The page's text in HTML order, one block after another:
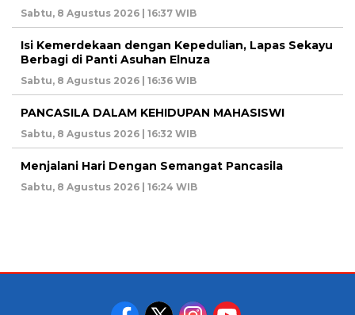
Sabtu, 8 Agustus 2026 | 16:37 WIB
Isi Kemerdekaan dengan Kepedulian, Lapas Sekayu
Berbagi di Panti Asuhan Elnuza
Sabtu, 8 Agustus 2026 | 16:36 WIB
PANCASILA DALAM KEHIDUPAN MAHASISWI
Sabtu, 8 Agustus 2026 | 16:32 WIB
Menjalani Hari Dengan Semangat Pancasila
Sabtu, 8 Agustus 2026 | 16:24 WIB